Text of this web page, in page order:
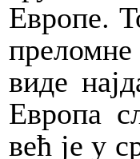
Европе.
виде
Европа
већ је у